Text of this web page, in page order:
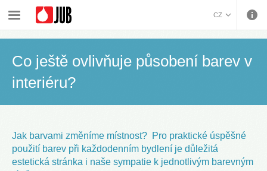
BOSANSKI (BOSNIAN)
HRVATSKI (CROATIAN)
CZ
ENGLISH (ENGLISH)
KOSOVA (KOSOVO)
МАКЕДОНСКИ
Malířské barvy a dekorativa
Co ještě ovlivňuje působení barev v interiéru?
Co ještě ovlivňuje působení barev v
interiéru?
Jak barvami změníme místnost? Pro praktické úspěšné
použití barev při každodenním bydlení je důležitá
estetická stránka i naše sympatie k jednotlivým barevným